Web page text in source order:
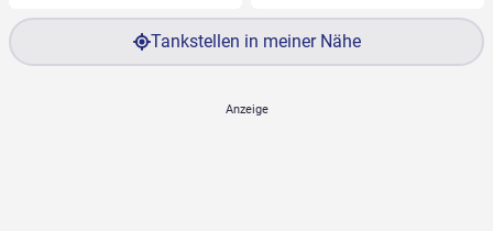
Tankstellen in meiner Nähe